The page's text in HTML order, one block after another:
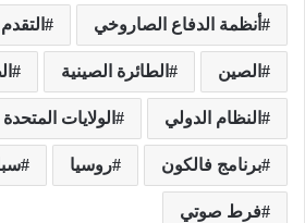
أنظمة الدفاع الصاروخي
الصين الطائرة الصينية
النظام الدولي الولايات
برنامج فالكون روسيا
فرط صوتي